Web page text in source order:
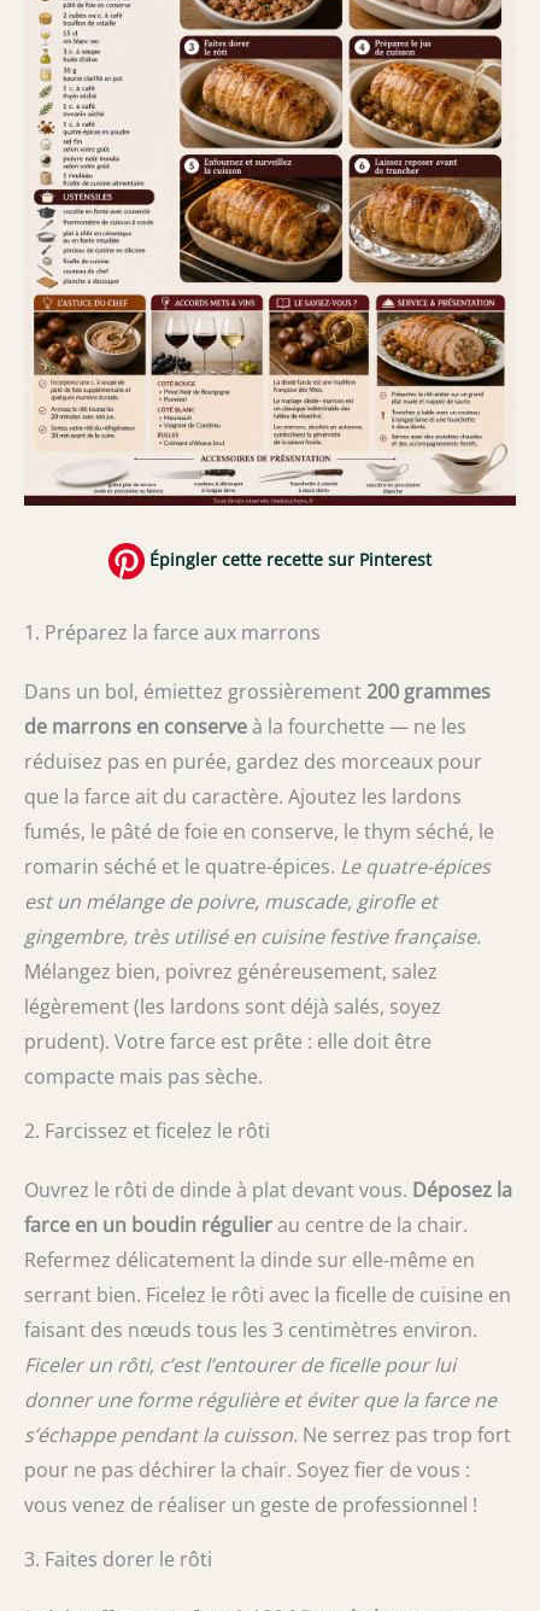
Épingler cette recette sur Pinterest
1. Préparez la farce aux marrons
Dans un bol, émiettez grossièrement200 grammes
de marrons en conserveà la fourchette — ne les
réduisez pas en purée, gardez des morceaux pour
que la farce ait du caractère. Ajoutez les lardons
fumés, le pâté de foie en conserve, le thym séché, le
romarin séché et le quatre-épices. Le quatre-épices
est un mélange de poivre, muscade, girofle et
gingembre, très utilisé en cuisine festive française.
Mélangez bien, poivrez généreusement, salez
légèrement (les lardons sont déjà salés, soyez
prudent). Votre farce est prête : elle doit être
compacte mais pas sèche.
2. Farcissez et ficelez le rôti
Ouvrez le rôti de dinde à plat devant vous. Déposez la
farce en un boudin régulierau centre de la chair.
Refermez délicatement la dinde sur elle-même en
serrant bien. Ficelez le rôti avec la ficelle de cuisine en
faisant des nœuds tous les 3 centimètres environ.
Ficeler un rôti, c’est l’entourer de ficelle pour lui
donner une forme régulière et éviter que la farce ne
s’échappe pendant la cuisson. Ne serrez pas trop fort
pour ne pas déchirer la chair. Soyez fier de vous :
vous venez de réaliser un geste de professionnel !
3. Faites dorer le rôti